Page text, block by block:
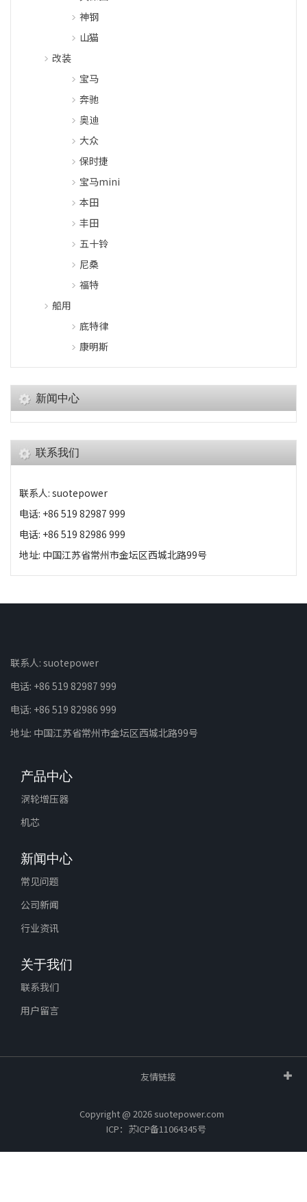
神钢
山猫
改装
宝马
奔驰
奥迪
大众
保时捷
宝马mini
本田
丰田
五十铃
尼桑
福特
船用
底特律
康明斯
新闻中心
联系我们
联系人: suotepower
电话: +86 519 82987 999
电话: +86 519 82986 999
地址: 中国江苏省常州市金坛区西城北路99号
联系人: suotepower
电话: +86 519 82987 999
电话: +86 519 82986 999
地址: 中国江苏省常州市金坛区西城北路99号
产品中心
涡轮增压器
机芯
新闻中心
常见问题
公司新闻
行业资讯
关于我们
联系我们
用户留言
友情链接
Copyright @ 2026 suotepower.com
ICP：苏ICP备11064345号